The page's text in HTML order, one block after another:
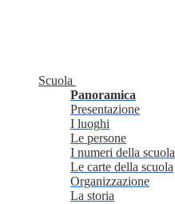
Scuola
Panoramica
Presentazione
I luoghi
Le persone
I numeri della scuola
Le carte della scuola
Organizzazione
La storia